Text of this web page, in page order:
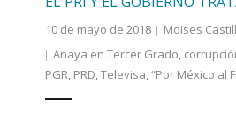
10 de mayo de 2018 Moises
Anaya en Tercer Grado,
PGR, PRD,Televisa,“Por México al